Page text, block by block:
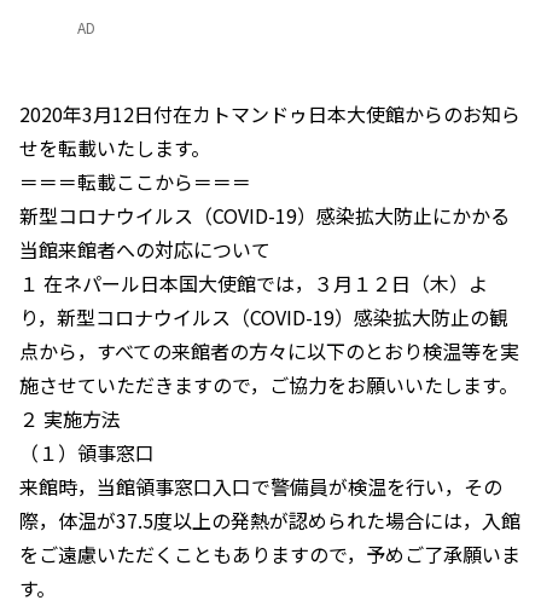
AD
2020年3月12日付在カトマンドゥ日本大使館からのお知ら
せを転載いたします。
＝＝＝転載ここから＝＝＝
新型コロナウイルス（COVID-19）感染拡大防止にかかる
当館来館者への対応について
１ 在ネパール日本国大使館では，３月１２日（木）よ
り，新型コロナウイルス（COVID-19）感染拡大防止の観
点から，すべての来館者の方々に以下のとおり検温等を実
施させていただきますので，ご協力をお願いいたします。
２ 実施方法
（１）領事窓口
来館時，当館領事窓口入口で警備員が検温を行い，その
際，体温が37.5度以上の発熱が認められた場合には，入館
をご遠慮いただくこともありますので，予めご了承願いま
す。